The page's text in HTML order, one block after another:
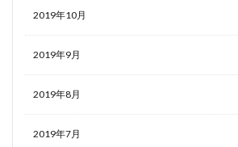
2019年10月
2019年9月
2019年8月
2019年7月